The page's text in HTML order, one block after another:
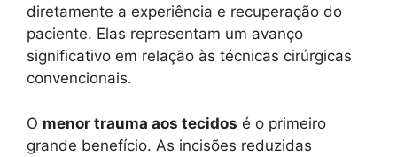
diretamente a experiência e recuperação do
paciente. Elas representam um avanço
significativo em relação às técnicas cirúrgicas
convencionais.
O menor trauma aos tecidos é o primeiro
grande benefício. As incisões reduzidas